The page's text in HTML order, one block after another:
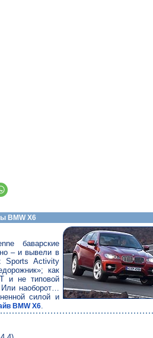
BMW X6
баварские
– и вывели в
Sports Activity
как
и не типовой
Или наоборот…
силой и
BMW X6.